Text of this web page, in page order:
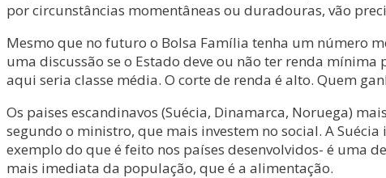
por circunstâncias momentâneas ou duradouras, vão
Mesmo que no futuro o Bolsa Família tenha um número
uma discussão se o Estado deve ou não ter renda
aqui seria classe média. O corte de renda é alto. Quem
Os paises escandinavos (Suécia, Dinamarca, Noruega)
segundo o ministro, que mais investem no social. A
exemplo do que é feito nos países desenvolvidos- é uma
mais imediata da população, que é a alimentação.